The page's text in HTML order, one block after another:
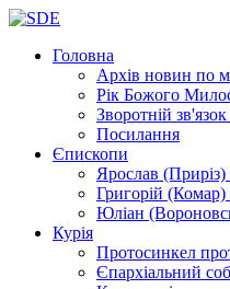
Головна
Архів новин по
Рік Божого
Зворотній зв'язок
Посилання
Єпископи
Ярослав (Приріз)
Григорій (Комар)
Юліан
Курія
Протосинкел
Єпархіальний